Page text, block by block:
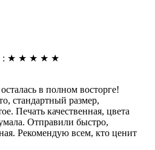
: ★ ★ ★ ★ ★
в полном восторге!
стандартный размер,
Печать качественная, цвета
Отправили быстро,
Рекомендую всем, кто ценит